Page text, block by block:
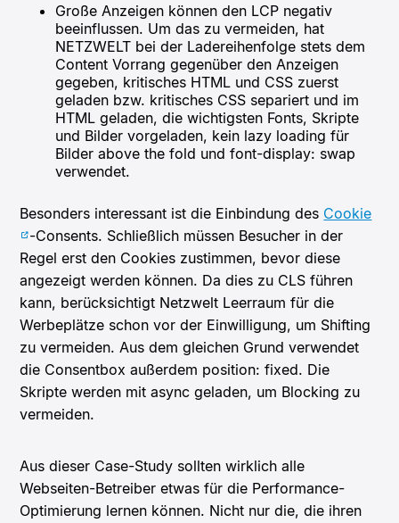
Große Anzeigen können den LCP negativ
beeinflussen. Um das zu vermeiden, hat
NETZWELT bei der Ladereihenfolge stets dem
Content Vorrang gegenüber den Anzeigen
gegeben, kritisches HTML und CSS zuerst
geladen bzw. kritisches CSS separiert und im
HTML geladen, die wichtigsten Fonts, Skripte
und Bilder vorgeladen, kein lazy loading für
Bilder above the fold und font-display: swap
verwendet.
Besonders interessant ist die Einbindung des Cookie
-Consents. Schließlich müssen Besucher in der
Regel erst den Cookies zustimmen, bevor diese
angezeigt werden können. Da dies zu CLS führen
kann, berücksichtigt Netzwelt Leerraum für die
Werbeplätze schon vor der Einwilligung, um Shifting
zu vermeiden. Aus dem gleichen Grund verwendet
die Consentbox außerdem position: fixed. Die
Skripte werden mit async geladen, um Blocking zu
vermeiden.
Aus dieser Case-Study sollten wirklich alle
Webseiten-Betreiber etwas für die Performance-
Optimierung lernen können. Nicht nur die, die ihren